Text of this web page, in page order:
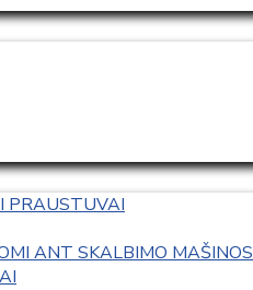
PRAUSTUVAI
ANT SKALBIMO MAŠINOS